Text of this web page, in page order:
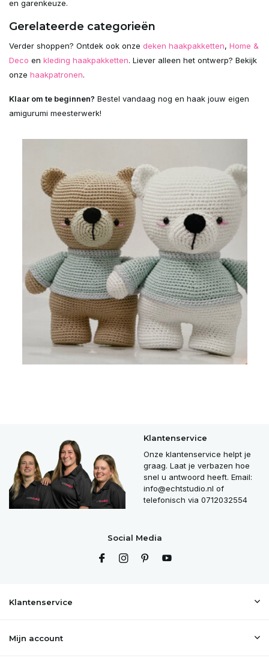
en garenkeuze.
Gerelateerde categorieën
Verder shoppen? Ontdek ook onze deken haakpakketten, Home &
Deco en kleding haakpakketten. Liever alleen het ontwerp? Bekijk
onze haakpatronen.
Klaar om te beginnen? Bestel vandaag nog en haak jouw eigen
amigurumi meesterwerk!
Klantenservice
Onze klantenservice helpt je
graag. Laat je verbazen hoe
snel u antwoord heeft. Email:
info@echtstudio.nl of
telefonisch via 0712032554
Social Media
Klantenservice
Mijn account